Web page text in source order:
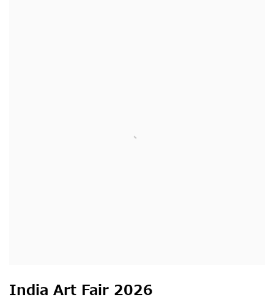
India Art Fair 2026